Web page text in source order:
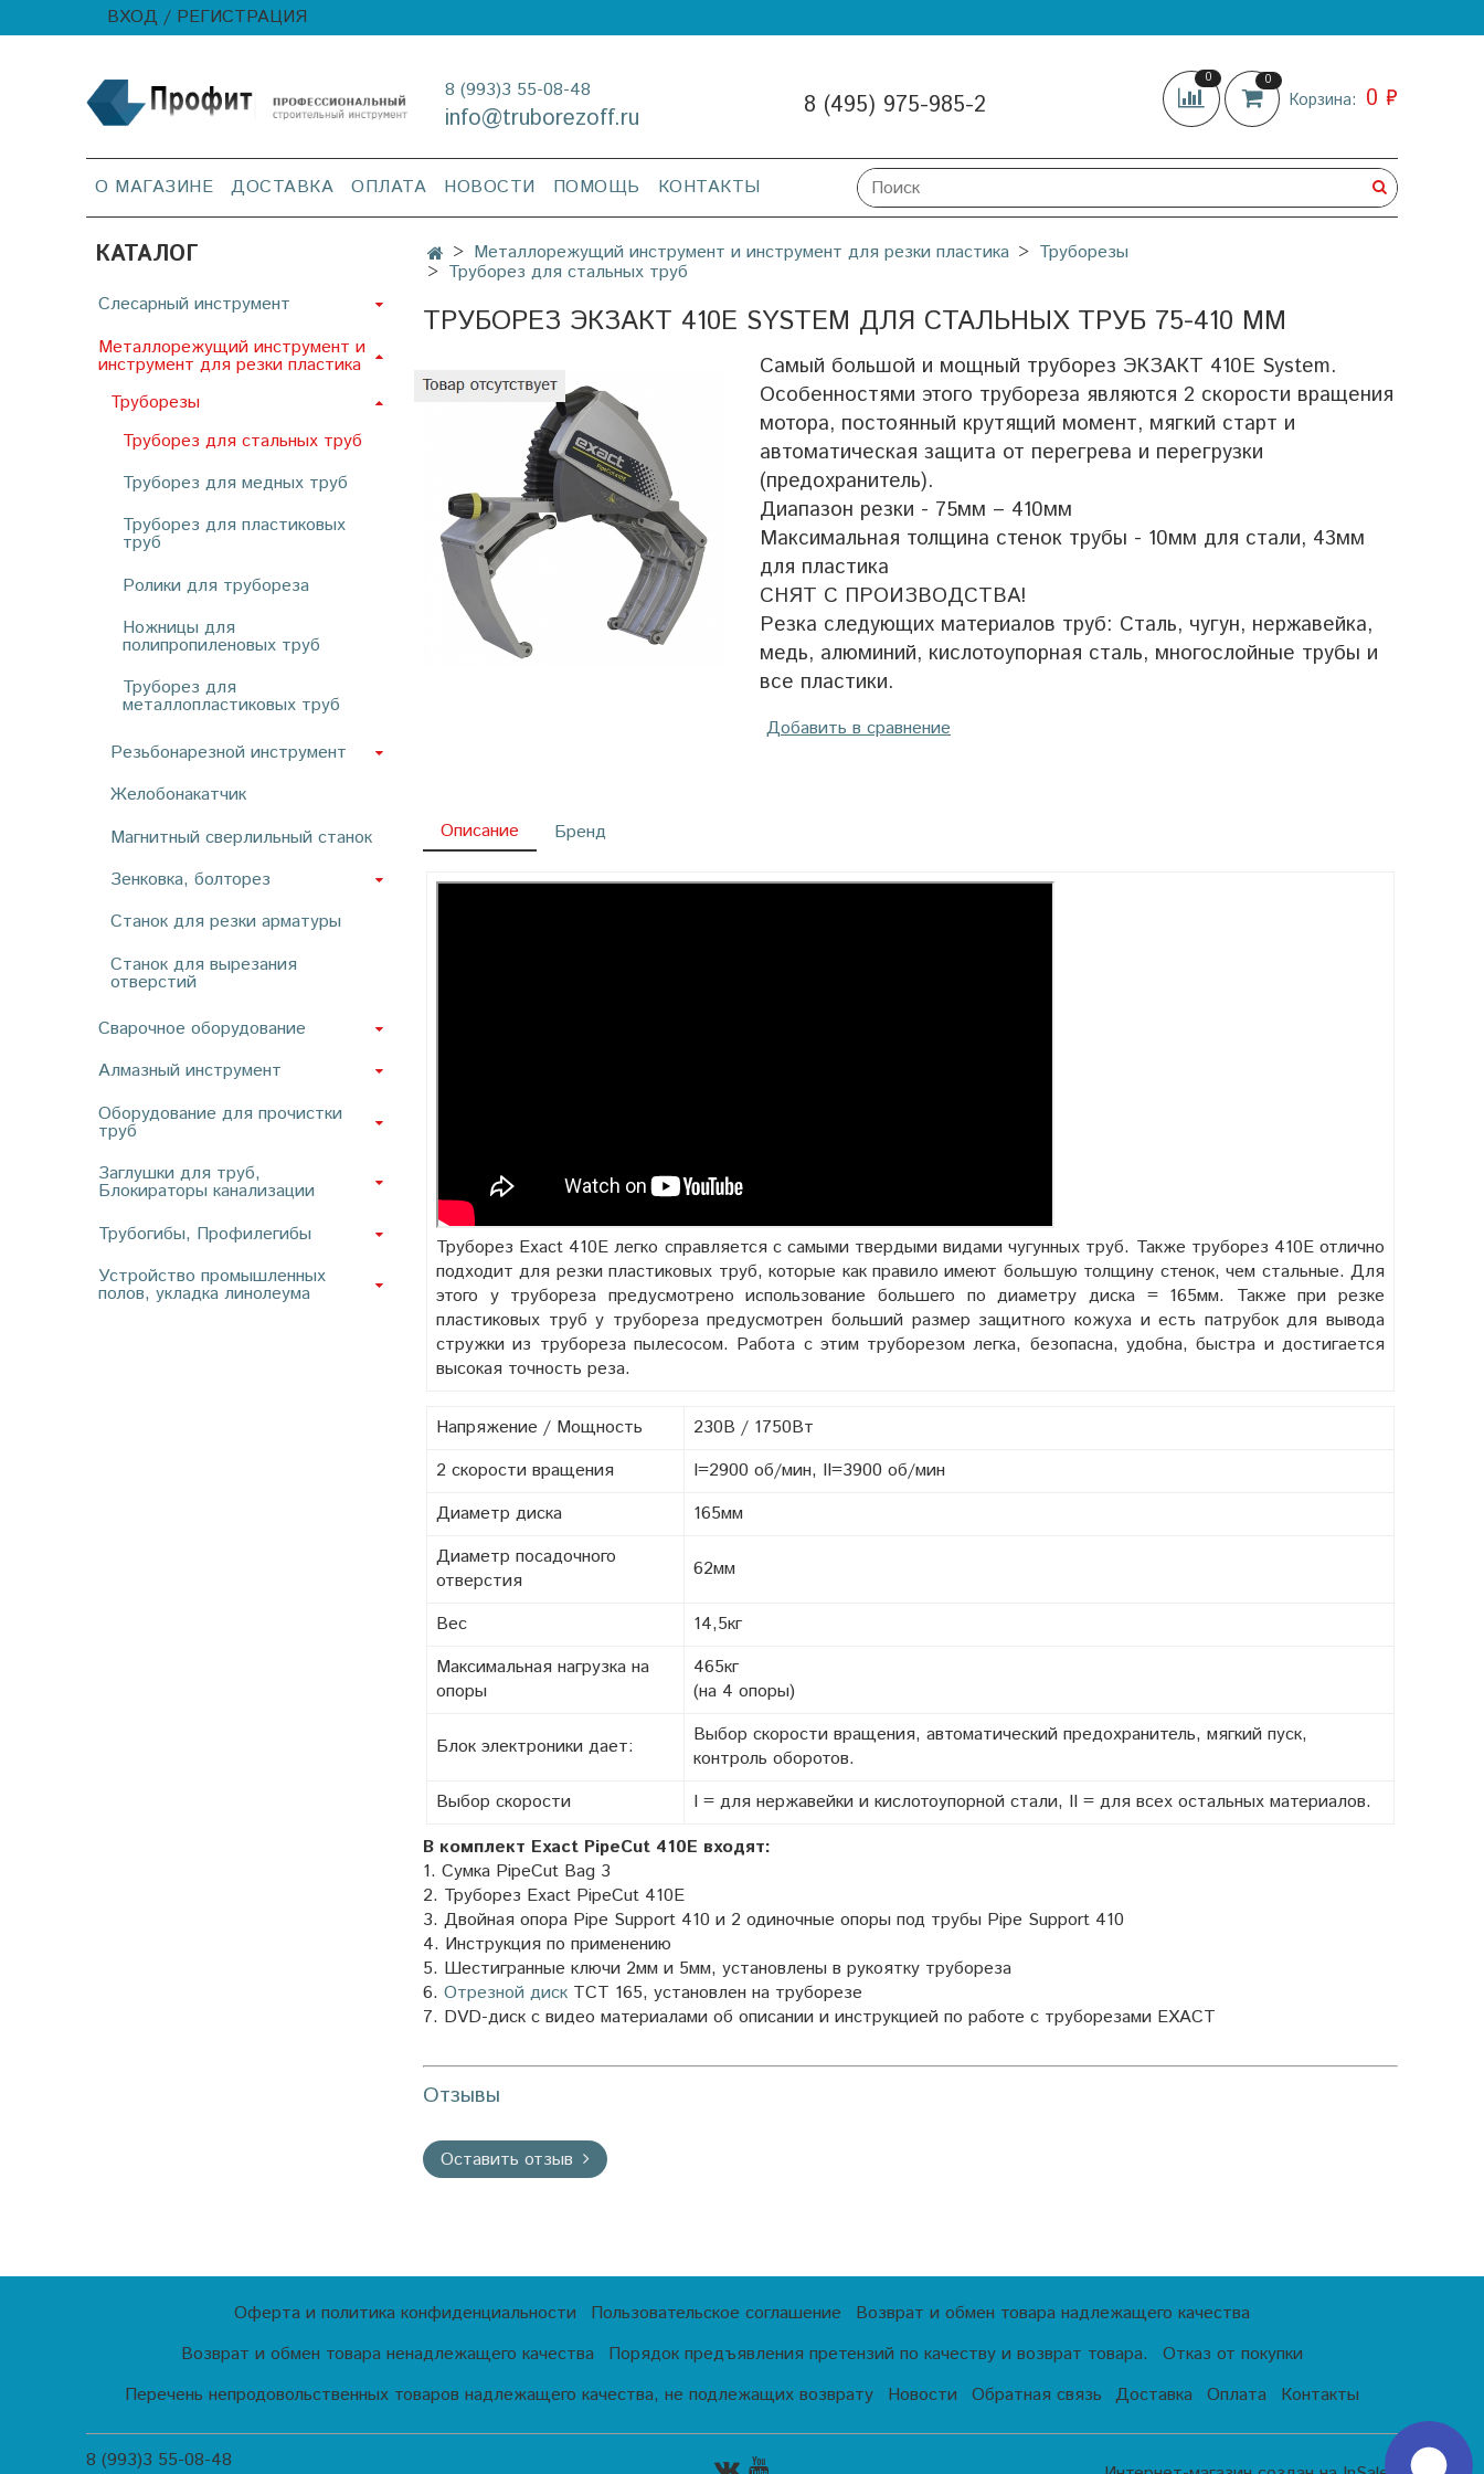
ВХОД / РЕГИСТРАЦИЯ
8 (993)3 55-08-48
info@truborezoff.ru 8 (495) 975-985-2
0 0
Корзина: 0 ₽
О МАГАЗИНЕ ДОСТАВКА ОПЛАТА НОВОСТИ ПОМОЩЬ КОНТАКТЫ
Металлорежущий инструмент и инструмент для резки пластика Труборезы
Труборез для стальных труб
ТРУБОРЕЗ ЭКЗАКТ 410E SYSTEM ДЛЯ СТАЛЬНЫХ ТРУБ 75-410 ММ
Самый большой и мощный труборез ЭКЗАКТ 410E System.
Особенностями этого трубореза являются 2 скорости вращения
мотора, постоянный крутящий момент, мягкий старт и
автоматическая защита от перегрева и перегрузки
(предохранитель).
Диапазон резки - 75мм – 410мм
Максимальная толщина стенок трубы - 10мм для стали, 43мм
для пластика
СНЯТ С ПРОИЗВОДСТВА!
Резка следующих материалов труб: Сталь, чугун, нержавейка,
медь, алюминий, кислотоупорная сталь, многослойные трубы и
все пластики.
Добавить в сравнение
Описание
Труборез Exact 410E легко справляется с самыми твердыми видами чугунных труб. Также труборез 410Е отлично
подходит для резки пластиковых труб, которые как правило имеют большую толщину стенок, чем стальные. Для
этого у трубореза предусмотрено использование большего по диаметру диска = 165мм. Также при резке
пластиковых труб у трубореза предусмотрен больший размер защитного кожуха и есть патрубок для вывода
стружки из трубореза пылесосом. Работа с этим труборезом легка, безопасна, удобна, быстра и достигается
высокая точность реза.
Напряжение / Мощность
230В / 1750Вт
2 скорости вращения
I=2900 об/мин, II=3900 об/мин
Диаметр диска
165мм
Диаметр посадочного
отверстия
62мм
Вес
14,5кг
Максимальная нагрузка на
опоры
465кг
(на 4 опоры)
Блок электроники дает:
Выбор скорости вращения, автоматический предохранитель, мягкий пуск,
контроль оборотов.
Выбор скорости
I = для нержавейки и кислотоупорной стали, II = для всех остальных материалов.
В комплект Exact PipeCut 410E входят:
1. Сумка PipeCut Bag 3
2. Труборез Exact PipeCut 410E
3. Двойная опора Pipe Support 410 и 2 одиночные опоры под трубы Pipe Support 410
4. Инструкция по применению
5. Шестигранные ключи 2мм и 5мм, установлены в рукоятку трубореза
6. Отрезной диск TCT 165, установлен на труборезе
7. DVD-диск с видео материалами об описании и инструкцией по работе с труборезами EXACT
Бренд
Отзывы
Оставить отзыв
КАТАЛОГ
Слесарный инструмент
Металлорежущий инструмент и
инструмент для резки пластика
Труборезы
Труборез для стальных труб
Труборез для медных труб
Труборез для пластиковых
труб
Ролики для трубореза
Ножницы для
полипропиленовых труб
Труборез для
металлопластиковых труб
Резьбонарезной инструмент
Желобонакатчик
Магнитный сверлильный станок
Зенковка, болторез
Станок для резки арматуры
Станок для вырезания
отверстий
Сварочное оборудование
Алмазный инструмент
Оборудование для прочистки
труб
Заглушки для труб,
Блокираторы канализации
Трубогибы, Профилегибы
Устройство промышленных
полов, укладка линолеума
Оферта и политика конфиденциальности Пользовательское соглашение
Возврат и обмен товара надлежащего качества
Возврат и обмен товара ненадлежащего качества
Порядок предъявления претензий по качеству и возврат товара.
Отказ от покупки
Перечень непродовольственных товаров надлежащего качества, не подлежащих возврату
Новости Обратная связь Доставка Оплата Контакты
8 (993)3 55-08-48